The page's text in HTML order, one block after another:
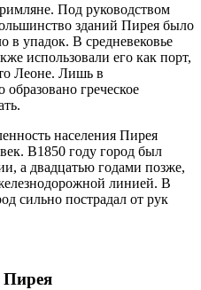
Под руководством
зданий Пирея было
в упадок. В средневековье
использовали его как порт,
Леоне. Лишь в
образовано греческое
населения Пирея
В1850 году город был
а двадцатью годами позже,
линией. В
сильно пострадал от рук
Пирея